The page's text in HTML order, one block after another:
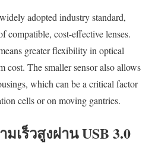
adopted industry standard,
compatible, cost-effective lenses.
greater flexibility in optical
cost. The smaller sensor also allows
which can be a critical factor
cells or on moving gantries.
เร็วสูงผ่าน USB 3.0